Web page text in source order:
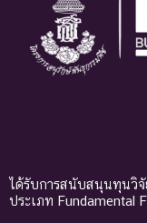
ได้รับการสนับสนุนทุนวิจั
ประเภท Fundamental